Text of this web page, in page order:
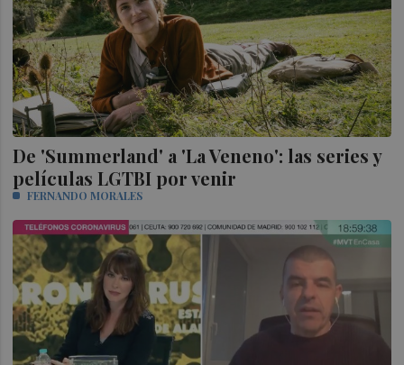
De 'Summerland' a 'La Veneno': las series y
películas LGTBI por venir
FERNANDO MORALES